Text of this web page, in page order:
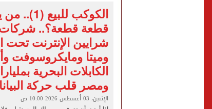
فوكس نيوز: مقتل
التموين والزراعة وجهاز
البنك المركزى: ارتفاع الاحتياطى
29 ألف طالب سجلوا رغباتهم fتنسيق المرحلة الأولى للقبول بالجامعات حتى الآن
الكوكب
قطعة قطعة؟..
شرايين الإنترنت تحت
وميتا ومايكروسوفت
الكابلات البحرية
ومصر قلب حركة
الإثنين، 03 أغسطس 2026 10:00 ص